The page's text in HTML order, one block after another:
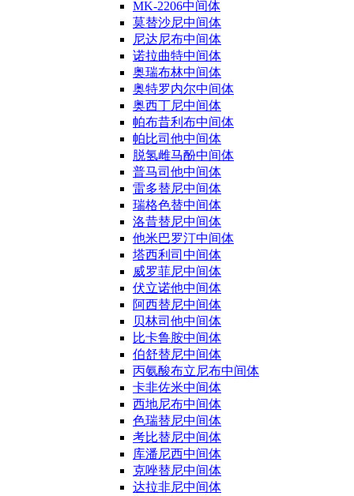
MK-2206中间体
莫替沙尼中间体
尼达尼布中间体
诺拉曲特中间体
奥瑞布林中间体
奥特罗内尔中间体
奥西丁尼中间体
帕布昔利布中间体
帕比司他中间体
脱氢雌马酚中间体
普马司他中间体
雷多替尼中间体
瑞格色替中间体
洛昔替尼中间体
他米巴罗汀中间体
塔西利司中间体
威罗菲尼中间体
伏立诺他中间体
阿西替尼中间体
贝林司他中间体
比卡鲁胺中间体
伯舒替尼中间体
丙氨酸布立尼布中间体
卡非佐米中间体
西地尼布中间体
色瑞替尼中间体
考比替尼中间体
库潘尼西中间体
克唑替尼中间体
达拉非尼中间体